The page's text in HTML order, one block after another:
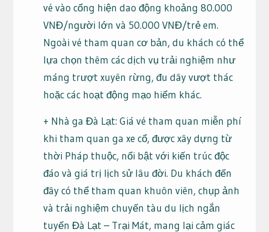
vé vào cổng hiện dao động khoảng 80.000
VNĐ/người lớn và 50.000 VNĐ/trẻ em.
Ngoài vé tham quan cơ bản, du khách có thể
lựa chọn thêm các dịch vụ trải nghiệm như
máng trượt xuyên rừng, đu dây vượt thác
hoặc các hoạt động mạo hiểm khác.
+ Nhà ga Đà Lạt: Giá vé tham quan miễn phí
khi tham quan ga xe cổ, được xây dựng từ
thời Pháp thuộc, nổi bật với kiến trúc độc
đáo và giá trị lịch sử lâu đời. Du khách đến
đây có thể tham quan khuôn viên, chụp ảnh
và trải nghiệm chuyến tàu du lịch ngắn
tuyến Đà Lạt – Trại Mát, mang lại cảm giác